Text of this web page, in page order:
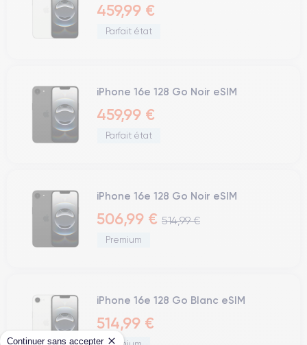
Continuer sans accepter
459,99 €
Parfait état
iPhone 16e 128 Go Noir eSIM
459,99 €
Parfait état
iPhone 16e 128 Go Noir eSIM
506,99 € 514,99 €
Premium
iPhone 16e 128 Go Blanc eSIM
514,99 €